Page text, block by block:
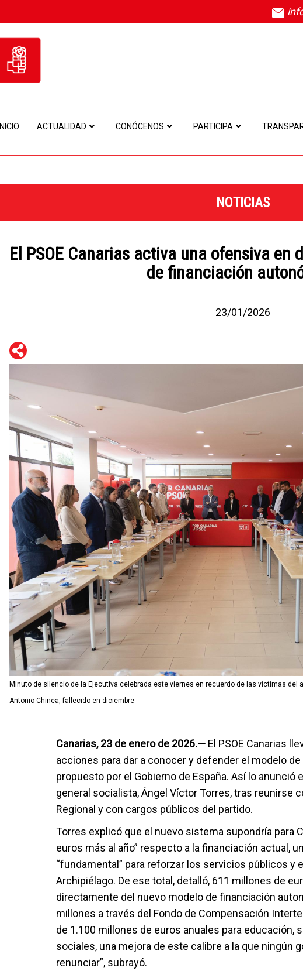
INICIO ACTUALIDAD CONÓCENOS PARTICIPA
NOTICIAS
El PSOE Canarias activa una ofensiva en
de financiación
23/01/2026
Telegram
Facebook
Minuto de silencio de la Ejecutiva celebrada este viernes en recuerdo de las víctimas del
Antonio Chinea, fallecido en diciembre
Canarias, 23 de enero de 2026.— El PSOE Canarias
acciones para dar a conocer y defender el modelo
propuesto por el Gobierno de España. Así lo
general socialista, Ángel Víctor Torres, tras reunirse
Regional y con cargos públicos del partido.
Torres explicó que el nuevo sistema supondría para
euros más al año” respecto a la financiación actual,
“fundamental” para reforzar los servicios públicos y
Archipiélago. De ese total, detalló, 611 millones de
directamente del nuevo modelo de financiación
millones a través del Fondo de Compensación
de 1.100 millones de euros anuales para educación,
sociales, una mejora de este calibre a la que ningún
renunciar”, subrayó.